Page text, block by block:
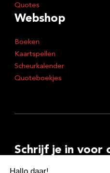
Quotes
Webshop
Boeken
Kaartspellen
Scheurkalender
Quoteboekjes
Schrijf je in voor